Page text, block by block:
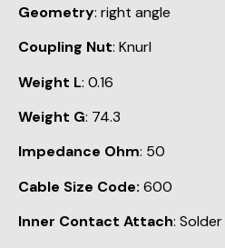
Geometry: right angle
Coupling Nut: Knurl
Weight L: 0.16
Weight G: 74.3
Impedance Ohm: 50
Cable Size Code: 600
Inner Contact Attach: Solder